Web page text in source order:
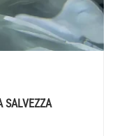
SALVEZZA